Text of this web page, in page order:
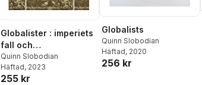
Globalister : imperiets
fall och
nyliberalismens
uppkomst
Quinn Slobodian
Häftad, 2023
255 kr
Globalists
Quinn Slobodian
Häftad, 2020
256 kr